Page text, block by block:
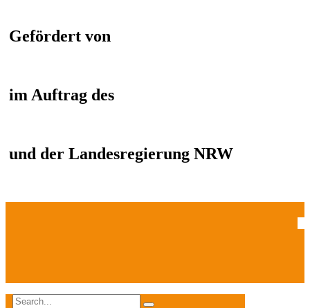
Gefördert von
im Auftrag des
und der Landesregierung NRW